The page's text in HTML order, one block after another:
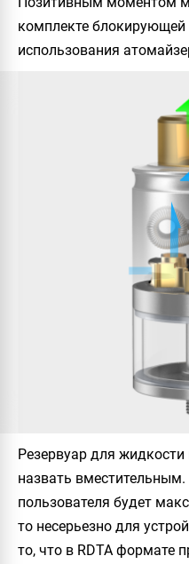
комплекте блокирующей
использования
Резервуар для
назвать
пользователя будет
то несерьезно для
то, что в RDTA формате